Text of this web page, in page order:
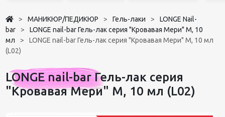
Чат в MAX
Акции
Избранное
МАНИКЮР/ПЕДИКЮР Гель-лаки
LONGE Nail-
bar
LONGE nail-bar Гель-лак серия "Кровавая Мери" М, 10
мл
LONGE nail-bar Гель-лак серия "Кровавая Мери" М, 10 мл
(L02)
LONGE nail-bar Гель-лак серия
"Кровавая Мери" М, 10 мл (L02)